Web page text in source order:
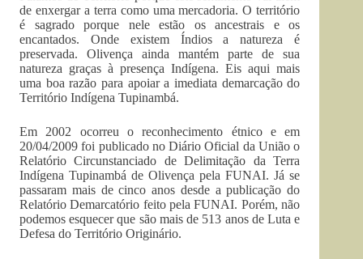
de enxergar a terra como uma mercadoria. O território
é sagrado porque nele estão os ancestrais e os
encantados. Onde existem Índios a natureza é
preservada. Olivença ainda mantém parte de sua
natureza graças à presença Indígena. Eis aqui mais
uma boa razão para apoiar a imediata demarcação do
Território Indígena Tupinambá.
Em 2002 ocorreu o reconhecimento étnico e em
20/04/2009 foi publicado no Diário Oficial da União o
Relatório Circunstanciado de Delimitação da Terra
Indígena Tupinambá de Olivença pela FUNAI. Já se
passaram mais de cinco anos desde a publicação do
Relatório Demarcatório feito pela FUNAI. Porém, não
podemos esquecer que são mais de 513 anos de Luta e
Defesa do Território Originário.